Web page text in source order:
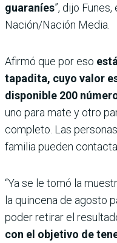
guaraníes”, dijo
Nación/Nación Media.
Afirmó que por eso
tapadita, cuyo valor
disponible 200
uno para mate y otro
completo. Las
familia pueden
“Ya se le tomó la
la quincena de agosto
poder retirar el
con el objetivo de